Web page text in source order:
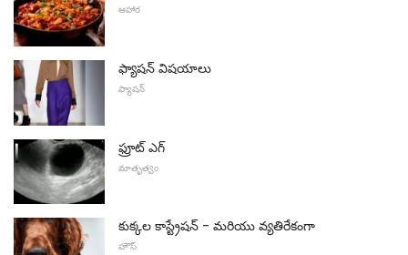
ఆహార
ఫ్యాషన్ విషయాలు
ఫ్యాషన్
ఫ్రూట్ ఎగ్
మాతృత్వం
కుక్కల కాస్ట్రేషన్ - మరియు వ్యతిరేకంగా
హౌస్